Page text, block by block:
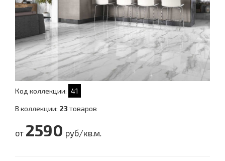
Код коллекции: 41
В коллекции: 23товаров
от 2590 руб/кв.м.